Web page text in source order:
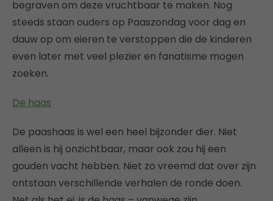
begraven om deze vruchtbaar te maken. Nog
steeds staan ouders op Paaszondag voor dag en
dauw op om eieren te verstoppen die de kinderen
even later met veel plezier en fanatisme mogen
zoeken.
De haas
De paashaas is wel een heel bijzonder dier. Niet
alleen is hij onzichtbaar, maar ook zou hij een
gouden vacht hebben. Niet zo vreemd dat over zijn
ontstaan verschillende verhalen de ronde doen.